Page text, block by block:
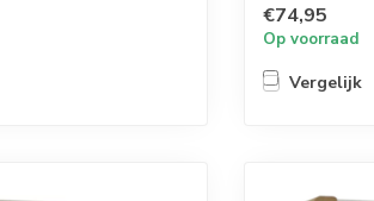
€74,95
Op voorraad
Vergelijk